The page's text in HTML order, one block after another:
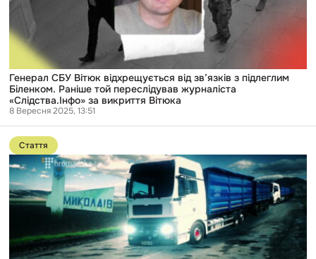
Раніше
той
переслідував
журналіста
«Слідства.Інфо»
за
викриття
Вітюка
Генерал СБУ Вітюк відхрещується від зв’язків з підлеглим
Біленком. Раніше той переслідував журналіста
«Слідства.Інфо» за викриття Вітюка
8 Вересня 2025, 13:51
Перейти
до
публікації
ПЕРЕЗАВАНТАЖЕННЯ
Стаття